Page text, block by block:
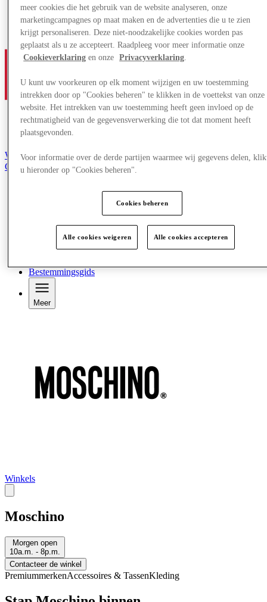
Word lid van de Club
Gered,
Wat is er aan
Eet & Drink
Cadeaubonnen
Bestemmingsgids
Meer
Winkels
Moschino
Morgen open
10a.m. - 8p.m.
Contacteer de winkel
PremiummerkenAccessoires & TassenKleding
meer cookies die het gebruik van de website analyseren, onze
marketingcampagnes op maat maken en de advertenties die u te zien
krijgt personaliseren. Deze niet-noodzakelijke cookies worden pas
geplaatst als u ze accepteert. Raadpleeg voor meer informatie onze
Cookieverklaring en onze Privacyverklaring
U kunt uw voorkeuren op elk moment wijzigen en uw toestemming
intrekken door op "Cookies beheren" te klikken in de voettekst van onze
website. Het intrekken van uw toestemming heeft geen invloed op de
rechtmatigheid van de gegevensverwerking die tot dat moment heeft
plaatsgevonden.
Voor informatie over de derde partijen waarmee wij gegevens delen,
u hieronder op "Cookies beheren".
Cookies beheren
Alle cookies weigeren Alle cookies accepteren